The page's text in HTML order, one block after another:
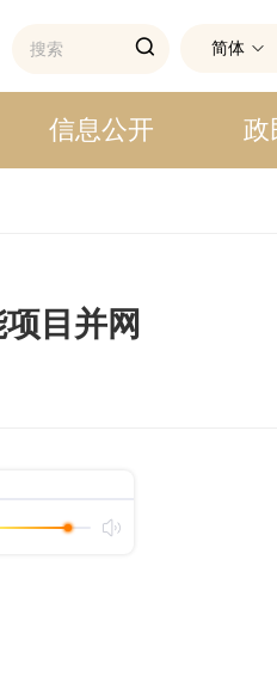
简体
信息公开 政
目并网